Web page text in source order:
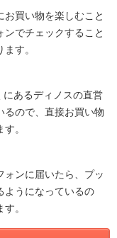
買い物を楽しむこと
でチェックすること
す。
にあるディノスの直営
るので、直接お買い物
。
ンに届いたら、プッ
ようになっているの
。